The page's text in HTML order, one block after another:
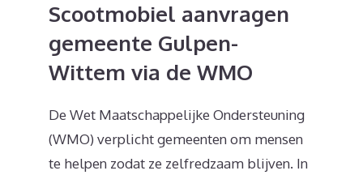
Scootmobiel aanvragen
gemeente Gulpen-
Wittem via de WMO
De Wet Maatschappelijke Ondersteuning
(WMO) verplicht gemeenten om mensen
te helpen zodat ze zelfredzaam blijven. In